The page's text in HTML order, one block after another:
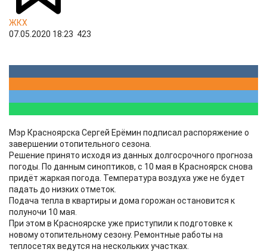
ЖКХ
07.05.2020 18:23 423
Мэр Красноярска Сергей Ерёмин подписал распоряжение о
завершении отопительного сезона.
Решение принято исходя из данных долгосрочного прогноза
погоды. По данным синоптиков, с 10 мая в Красноярск снова
придёт жаркая погода. Температура воздуха уже не будет
падать до низких отметок.
Подача тепла в квартиры и дома горожан остановится к
полуночи 10 мая.
При этом в Красноярске уже приступили к подготовке к
новому отопительному сезону. Ремонтные работы на
теплосетях ведутся на нескольких участках.